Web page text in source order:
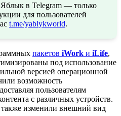
в Telegram — только
для пользователей
t.me/yablykworld.
пакетов iWork и iLife,
под использование
версией операционной
возможность
пользователям
с различных устройств.
изменили внешний вид